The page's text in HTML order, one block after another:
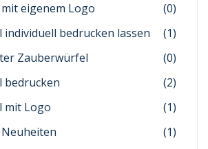
eigenem Logo
(0)
bedrucken lassen
(1)
Zauberwürfel
(0)
bedrucken
(2)
mit Logo
(1)
(1)